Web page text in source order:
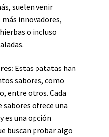
suelen venir
más innovadores,
o incluso
Estas patatas han
sabores, como
entre otros. Cada
ofrece una
es una opción
buscan probar algo